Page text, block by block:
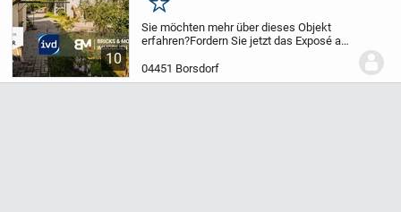
10
Merken
Sie möchten mehr über dieses Objekt
erfahren?Fordern Sie jetzt das Exposé an -
detaillierte Angaben zur Immobilie,
Grundrisspläne sowie weitere
04451 Borsdorf